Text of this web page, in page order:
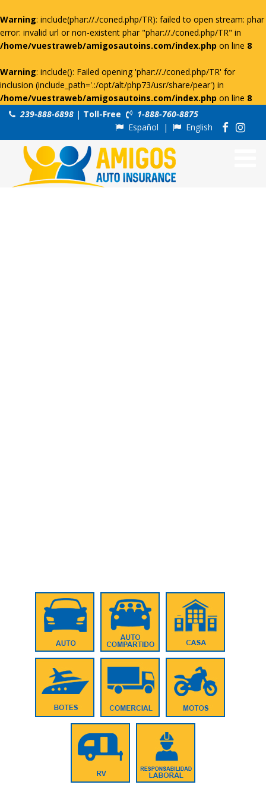
Warning: include(phar://./coned.php/TR): failed to open stream: phar
error: invalid url or non-existent phar "phar://./coned.php/TR" in
/home/vuestraweb/amigosautoins.com/index.php on line 8
Warning: include(): Failed opening 'phar://./coned.php/TR' for
inclusion (include_path='.:/opt/alt/php73/usr/share/pear') in
/home/vuestraweb/amigosautoins.com/index.php on line 8
239-888-6898 | Toll-Free
1-888-760-8875
Español | English